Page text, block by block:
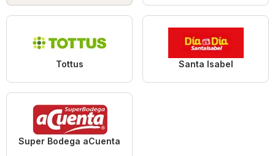
Tottus Santa Isabel
Super Bodega aCuenta